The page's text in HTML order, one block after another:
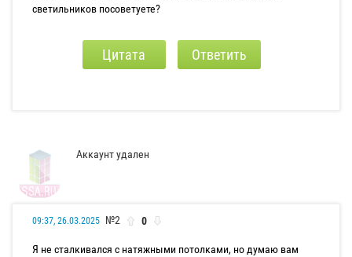
светильников посоветуете?
Цитата Ответить
Аккаунт удален
09:37, 26.03.2025 №2 0
Я не сталкивался с натяжными потолками, но думаю вам